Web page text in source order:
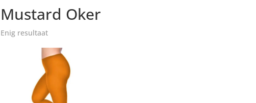
Mustard Oker
Enig resultaat